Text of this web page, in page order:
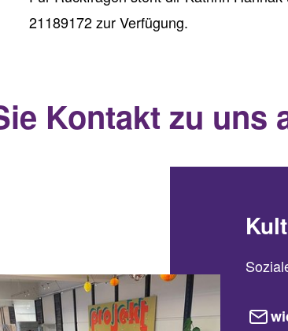
21189172 zur Verfügung.
Kontakt zu uns